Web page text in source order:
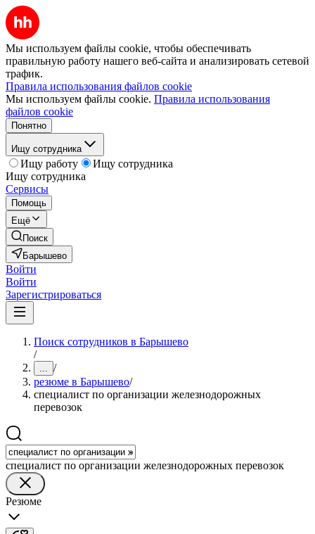
Мы используем файлы cookie, чтобы обеспечивать
правильную работу нашего веб-сайта и анализировать сетевой
трафик.
Правила использования файлов cookie
Мы используем файлы cookie. Правила использования
файлов cookie
Понятно
Ищу сотрудника
Ищу работу
Ищу сотрудника
Ищу сотрудника
Сервисы
Помощь
Ещё
Поиск
Барышево
Войти
Войти
Зарегистрироваться
Поиск сотрудников в Барышево
/
... /
резюме в Барышево/
специалист по организации железнодорожных
перевозок
специалист по организации железнодорожных перевозок
Резюме